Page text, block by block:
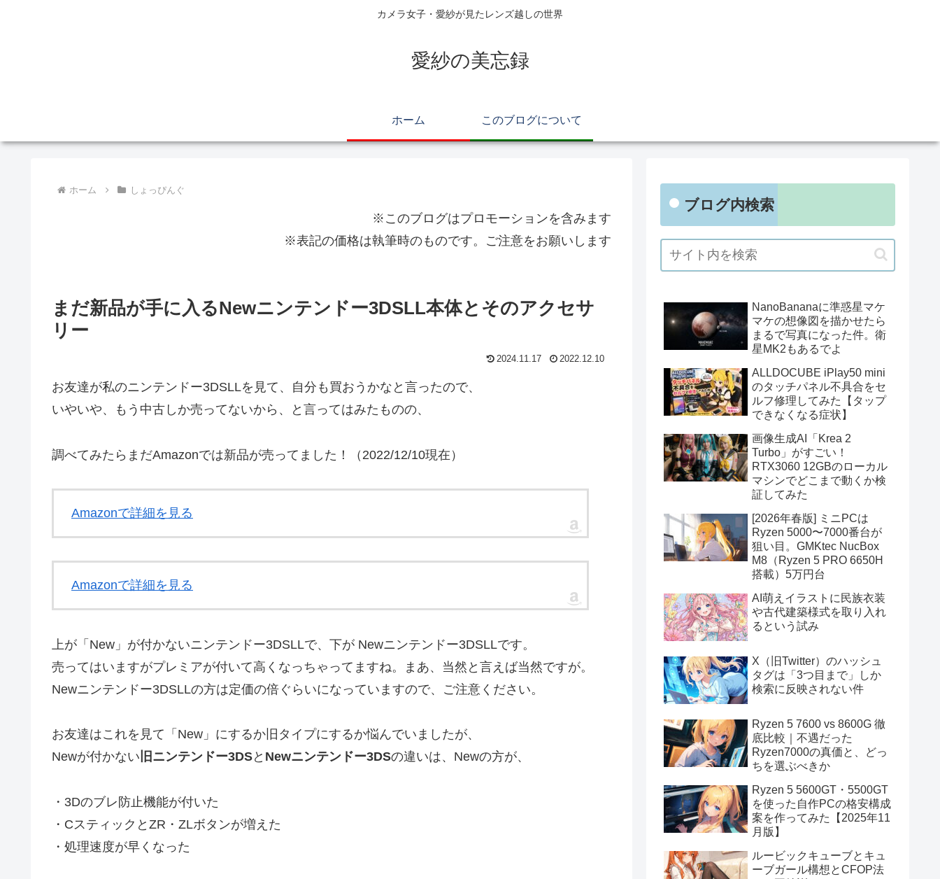
カメラ女子・愛紗が見たレンズ越しの世界
愛紗の美忘録
ホーム このブログについて
ホーム しょっぴんぐ
※このブログはプロモーションを含みます
※表記の価格は執筆時のものです。ご注意をお願いします
まだ新品が手に入るNewニンテンドー3DSLL本体とそのアクセサ
リー
2024.11.17 2022.12.10
お友達が私のニンテンドー3DSLLを見て、自分も買おうかなと言ったので、
いやいや、もう中古しか売ってないから、と言ってはみたものの、
調べてみたらまだAmazonでは新品が売ってました！（2022/12/10現在）
Amazonで詳細を見る
Amazonで詳細を見る
上が「New」が付かないニンテンドー3DSLLで、下が Newニンテンドー3DSLLです。
売ってはいますがプレミアが付いて高くなっちゃってますね。まあ、当然と言えば当然ですが。
Newニンテンドー3DSLLの方は定価の倍ぐらいになっていますので、ご注意ください。
お友達はこれを見て「New」にするか旧タイプにするか悩んでいましたが、
Newが付かない 旧ニンテンドー3DSと Newニンテンドー3DSの違いは、Newの方が、
・3Dのブレ防止機能が付いた
・CスティックとZR・ZLボタンが増えた
・処理速度が早くなった
ブログ内検索
NanoBananaに準惑星マケ
マケの想像図を描かせたら
まるで写真になった件。衛
星MK2もあるでよ
ALLDOCUBE iPlay50 mini
のタッチパネル不具合をセ
ルフ修理してみた【タップ
できなくなる症状】
画像生成AI「Krea 2
Turbo」がすごい！
RTX3060 12GBのローカル
マシンでどこまで動くか検
証してみた
[2026年春版] ミニPCは
Ryzen 5000〜7000番台が
狙い目。GMKtec NucBox
M8（Ryzen 5 PRO 6650H
搭載）5万円台
AI萌えイラストに民族衣装
や古代建築様式を取り入れ
るという試み
X（旧Twitter）のハッシュ
タグは「3つ目まで」しか
検索に反映されない件
Ryzen 5 7600 vs 8600G 徹
底比較｜不遇だった
Ryzen7000の真価と、どっ
ちを選ぶべきか
Ryzen 5 5600GT・5500GT
を使った自作PCの格安構成
案を作ってみた【2025年11
月版】
ルービックキューブとキュ
ーブガール構想とCFOP法